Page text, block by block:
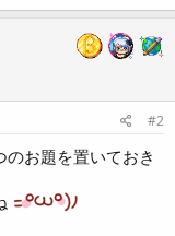
#2
のお題を置いておき